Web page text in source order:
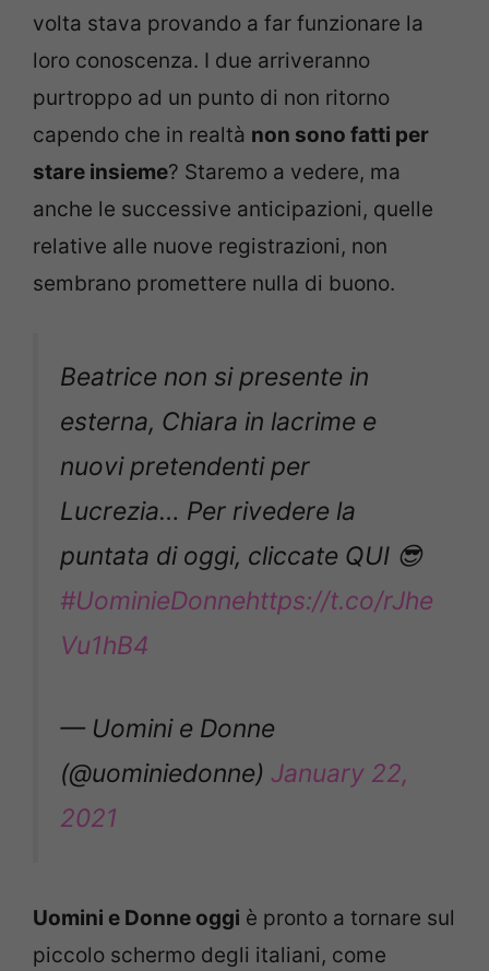
volta stava provando a far funzionare la
loro conoscenza. I due arriveranno
purtroppo ad un punto di non ritorno
capendo che in realtà non sono fatti per
stare insieme? Staremo a vedere, ma
anche le successive anticipazioni, quelle
relative alle nuove registrazioni, non
sembrano promettere nulla di buono.
Beatrice non si presente in
esterna, Chiara in lacrime e
nuovi pretendenti per
Lucrezia… Per rivedere la
puntata di oggi, cliccate QUI 😎
#UominieDonnehttps://t.co/rJhe
Vu1hB4
— Uomini e Donne
(@uominiedonne) January 22,
2021
Uomini e Donne oggi è pronto a tornare sul
piccolo schermo degli italiani, come